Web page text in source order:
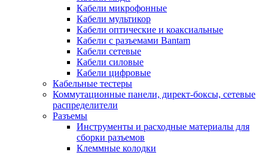
Кабели микрофонные
Кабели мультикор
Кабели оптические и коаксиальные
Кабели с разъемами Bantam
Кабели сетевые
Кабели силовые
Кабели цифровые
Кабельные тестеры
Коммутационные панели, директ-боксы, сетевые
распределители
Разъемы
Инструменты и расходные материалы для
сборки разъемов
Клеммные колодки